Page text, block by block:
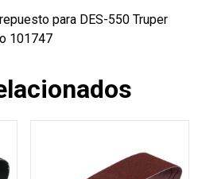
para DES-550 Truper
101747